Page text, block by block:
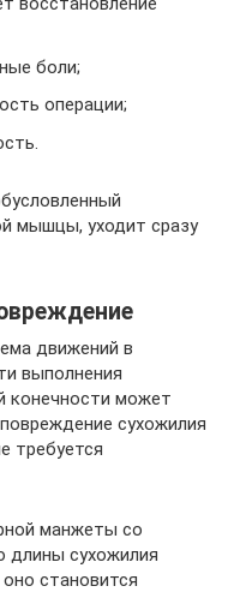
боли;
операции;
мышцы, уходит сразу
движений в
выполнения
конечности может
сухожилия
требуется
манжеты со
длины сухожилия
становится